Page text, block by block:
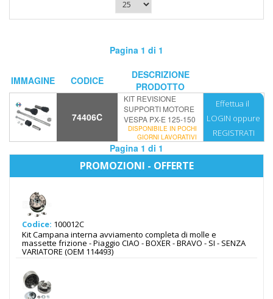
Pagina 1 di 1
IMMAGINE CODICE
DESCRIZIONE
PRODOTTO
74406C
KIT REVISIONE
SUPPORTI MOTORE
VESPA PX-E 125-150
DISPONIBILE IN POCHI
GIORNI LAVORATIVI
Effettua il
LOGIN oppure
REGISTRATI
Pagina 1 di 1
PROMOZIONI - OFFERTE
Codice: 100012C
Kit Campana interna avviamento completa di molle e
massette frizione - Piaggio CIAO - BOXER - BRAVO - SI - SENZA
VARIATORE (OEM 114493)